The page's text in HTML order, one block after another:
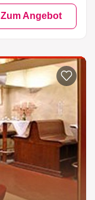
Zum Angebot